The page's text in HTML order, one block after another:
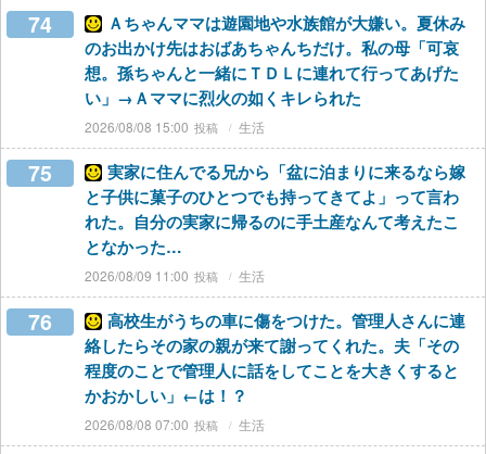
74
Ａちゃんママは遊園地や水族館が大嫌い。夏休み
のお出かけ先はおばあちゃんちだけ。私の母「可哀
想。孫ちゃんと一緒にＴＤＬに連れて行ってあげた
い」→Ａママに烈火の如くキレられた
2026/08/08 15:00 生活
75
実家に住んでる兄から「盆に泊まりに来るなら嫁
と子供に菓子のひとつでも持ってきてよ」って言わ
れた。自分の実家に帰るのに手土産なんて考えたこ
となかった…
2026/08/09 11:00 生活
76
高校生がうちの車に傷をつけた。管理人さんに連
絡したらその家の親が来て謝ってくれた。夫「その
程度のことで管理人に話をしてことを大きくすると
かおかしい」←は！？
2026/08/08 07:00 生活